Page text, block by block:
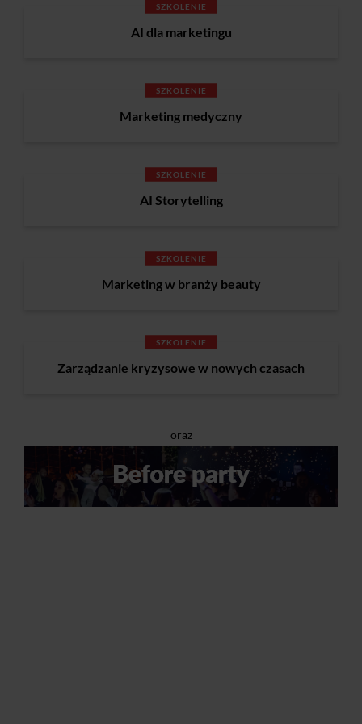
SZKOLENIE
AI dla marketingu
SZKOLENIE
Marketing medyczny
SZKOLENIE
AI Storytelling
SZKOLENIE
Marketing w branży beauty
SZKOLENIE
Zarządzanie kryzysowe w nowych czasach
oraz